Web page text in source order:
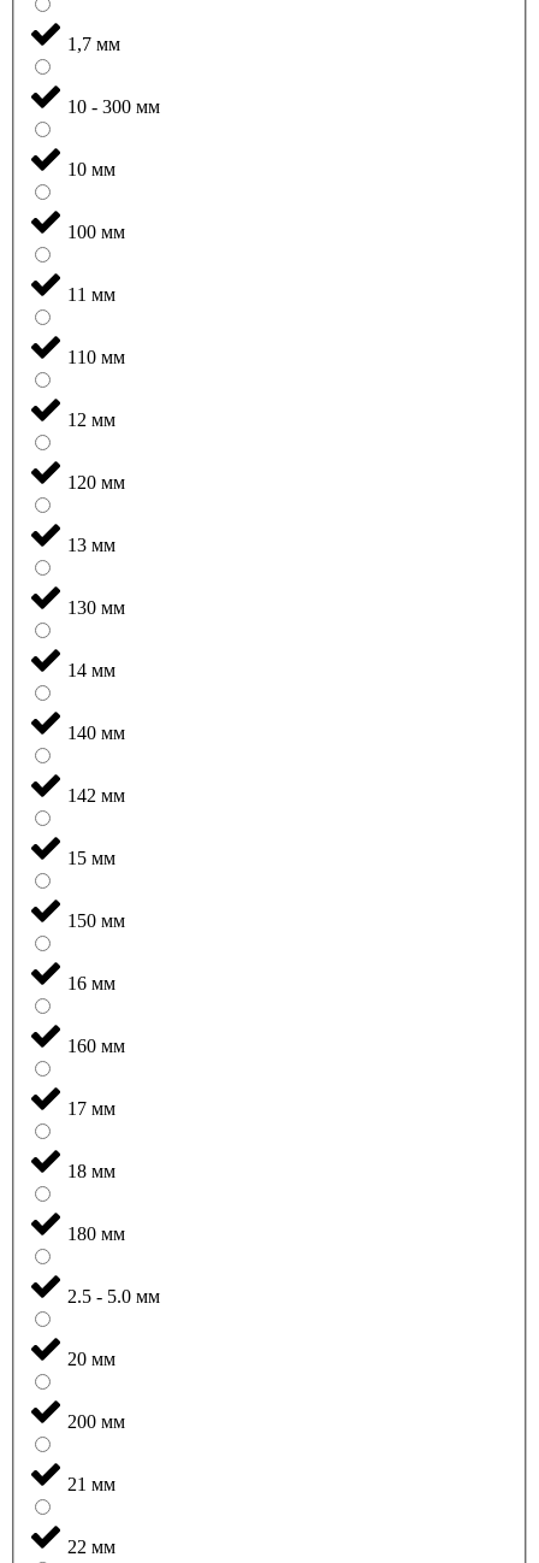
1,7 мм
10 - 300 мм
10 мм
100 мм
11 мм
110 мм
12 мм
120 мм
13 мм
130 мм
14 мм
140 мм
142 мм
15 мм
150 мм
16 мм
160 мм
17 мм
18 мм
180 мм
2.5 - 5.0 мм
20 мм
200 мм
21 мм
22 мм